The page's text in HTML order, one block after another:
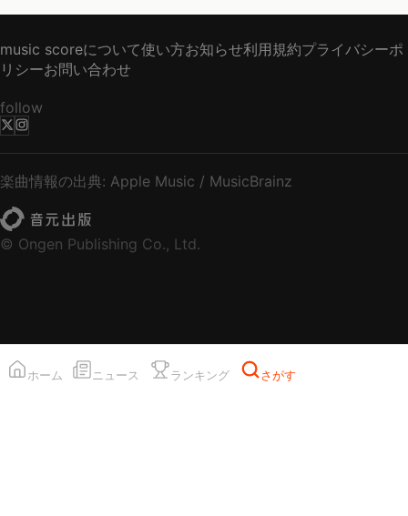
music scoreについて使い方お知らせ利用規約プライバシーポ
リシーお問い合わせ
follow
楽曲情報の出典: Apple Music / MusicBrainz
© Ongen Publishing Co., Ltd.
ホーム ニュース ランキング さがす